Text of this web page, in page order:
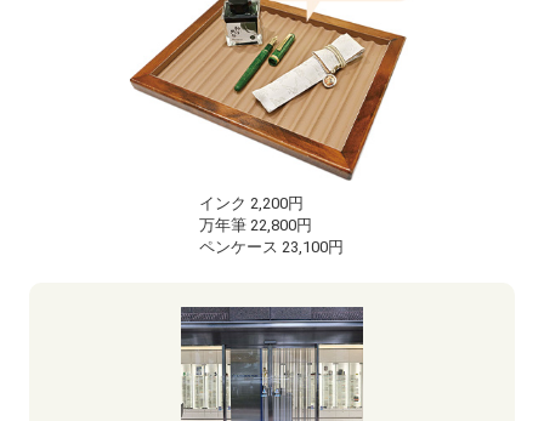
インク 2,200円
万年筆 22,800円
ペンケース 23,100円